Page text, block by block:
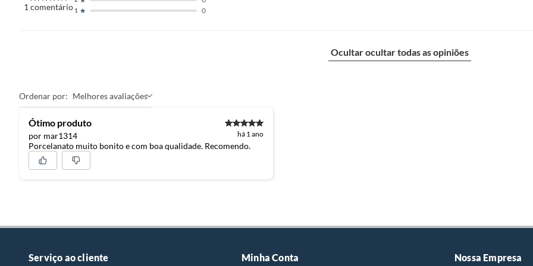
1 comentário 1 0
Ocultar ocultar todas as opiniões
Ordenar por: Melhores avaliações
Ótimo produto
por mar1314 há 1 ano
Porcelanato muito bonito e com boa qualidade. Recomendo.
Serviço ao cliente Minha Conta Nossa Empresa